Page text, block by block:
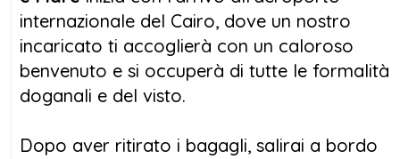
vero scrigno di tesori faraonici. Questo
viaggio Egitto mare e piramidi ti farà
scoprire i luoghi più iconici dell’antica civiltà
egizia.
Dopo aver esplorato ilCairo , volerai verso
internazionale del Cairo, dove un nostro
incaricato ti accoglierà con un caloroso
benvenuto e si occuperà di tutte le formalità
doganali e del visto.
Dopo aver ritirato i bagagli, salirai a bordo